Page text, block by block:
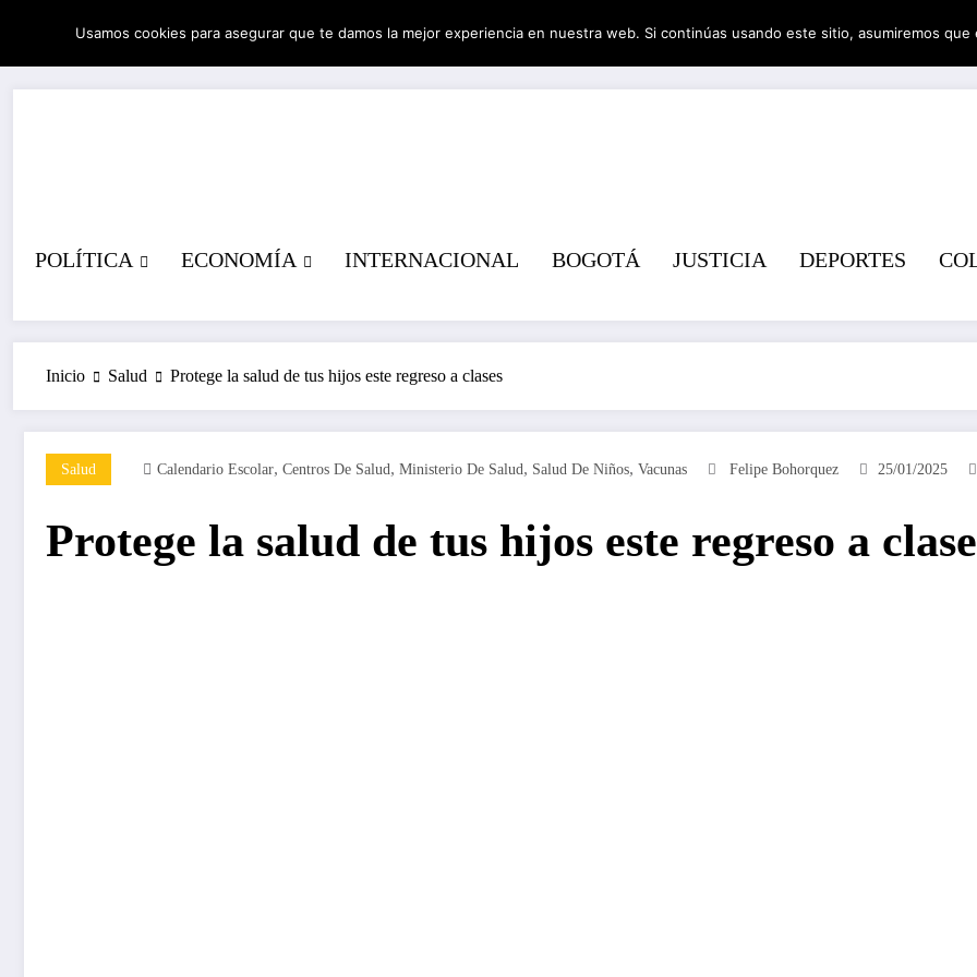
contenido
07/08/2026 7:44:58 AM
POLÍTICA ECONOMÍA INTERNACIONAL BOGOTÁ JUSTICIA DEPORTES
Inicio Salud Protege la salud de tus hijos este regreso a clases
Salud Calendario Escolar, Centros De Salud, Ministerio De Salud, Salud De Niños, Vacunas Felipe Bohorquez 25/01/2025
Protege la salud de tus hijos este regreso a
Usamos cookies para asegurar que te damos la mejor experiencia en nuestra web. Si continúas usando este sitio, asumiremos